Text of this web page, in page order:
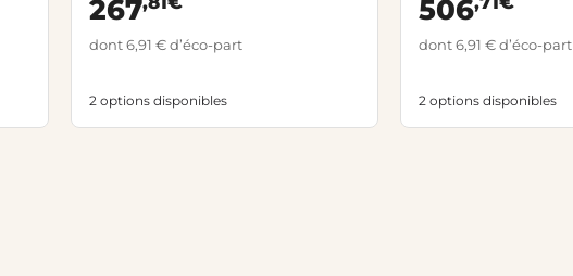
267
dont 6,91 € d’éco-part
2 options disponibles
506
dont 6,91 € d’éco-part
2 options disponibles